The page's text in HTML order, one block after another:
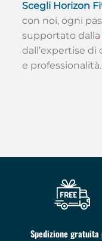
Scegli Horizon
con noi, ogni
supportato dalla
dall’expertise di
e professionalità.
Spedizione gratuita